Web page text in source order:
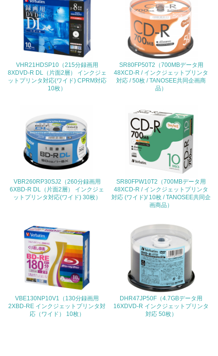
<L1> グリーン購入の取り組み方針を有し、グリーン購入
を行っている
<L2> 購入している製品・サービスの量と種類を把握し、
具体的な目標や計画を立てている
包装・物流
非該当（包装・物流を必要とする業務を行っていない）
<L1> 環境負荷ができるだけ小さい包装・梱包を行ってい
<L2> 環境負荷ができるだけ小さい物流を行っている
非該当（化学物質を使用していない）
<L1> 化学物質の使用量及び外部（大気・水・土壌）への
排出量削減の取り組みを行っている
VHR21HDSP10（215分録画用
8XDVD-R DL（片面2層） インクジェ
ットプリンタ対応(ワイド) CPRM対応
10枚）
SR80FP50T2（700MBデータ用
48XCD-R / インクジェットプリンタ
対応 / 50枚 / TANOSEE共同企画商
品）
VBR260RP30SJ2（260分録画用
6XBD-R DL（片面2層） インクジェ
ットプリンタ対応(ワイド) 30枚）
SR80FPW10T2（700MBデータ用
48XCD-R / インクジェットプリンタ
対応 (ワイド)/ 10枚 / TANOSEE共同企
画商品）
VBE130NP10V1（130分録画用
2XBD-RE インクジェットプリンタ対
応（ワイド） 10枚）
DHR47JP50F（4.7GBデータ用
16XDVD-R インクジェットプリンタ
対応 50枚）